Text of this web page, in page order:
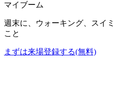
マイブーム
週末に、ウォーキング、スイ
こと
まずは来場登録する(無料)